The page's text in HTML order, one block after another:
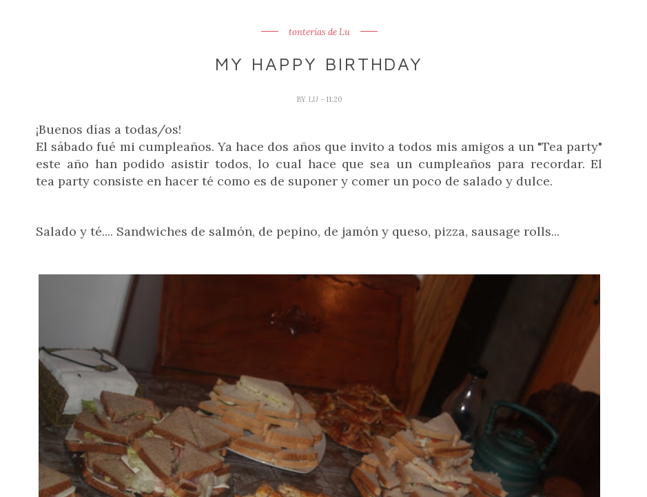
tonterías de Lu
MY HAPPY BIRTHDAY
BY LU - 11:20
¡Buenos días a todas/os!
El sábado fué mi cumpleaños. Ya hace dos años que invito a todos mis amigos a un "Tea party"
este año han podido asistir todos, lo cual hace que sea un cumpleaños para recordar. El
tea party consiste en hacer té como es de suponer y comer un poco de salado y dulce.
Salado y té.... Sandwiches de salmón, de pepino, de jamón y queso, pizza, sausage rolls...